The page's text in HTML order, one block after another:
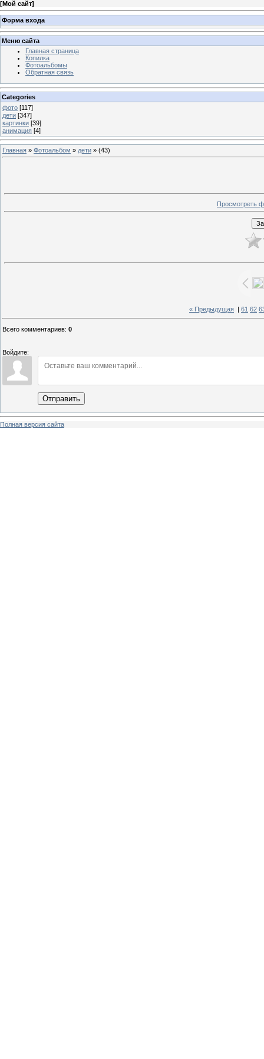
[Мой сайт]
Форма входа
Меню сайта
Главная страница
Копилка
Фотоальбомы
Обратная связь
Categories
фото [117]
дети [347]
картинки [39]
анимация [4]
Главная » Фотоальбом » дети » (43)
Просмотреть
« Предыдущая 61 62
Всего комментариев: 0
Войдите:
Отправить
Полная версия сайта